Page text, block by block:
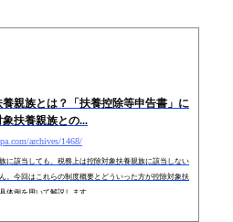
養親族とは？「扶養控除等申告書」に
扶養親族との...
archives/1468/
に該当しても、税務上は控除対象扶養親族に該当しない
。今回はこれらの制度概要とどういった方が控除対象扶
体例を用いて解説します。